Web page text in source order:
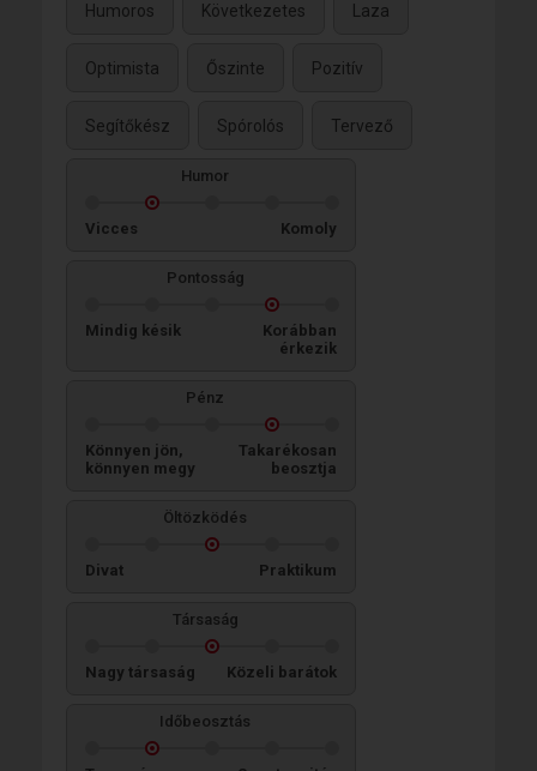
Humoros Következetes Laza
Optimista Őszinte Pozitív
Segítőkész Spórolós Tervező
Humor
Vicces Komoly
Pontosság
Mindig késik
Korábban
érkezik
Pénz
Könnyen jön,
könnyen megy
Takarékosan
beosztja
Öltözködés
Divat Praktikum
Társaság
Nagy társaság Közeli barátok
Időbeosztás